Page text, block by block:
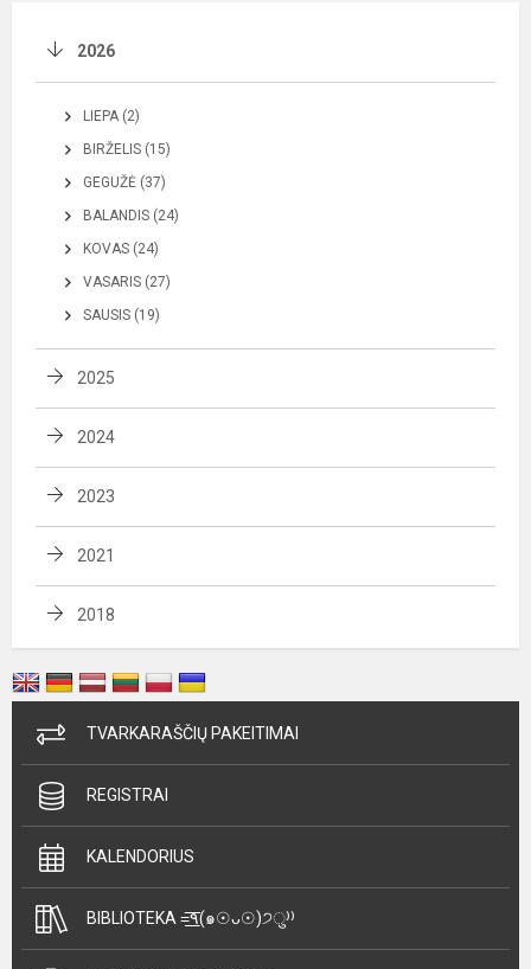
2026
LIEPA (2)
BIRŽELIS (15)
GEGUŽĖ (37)
BALANDIS (24)
KOVAS (24)
VASARIS (27)
SAUSIS (19)
2025
2024
2023
2021
2018
TVARKARAŠČIŲ PAKEITIMAI
REGISTRAI
KALENDORIUS
BIBLIOTEKA =͟͟͞͞٩(๑☉ᴗ☉)੭ु⁾⁾